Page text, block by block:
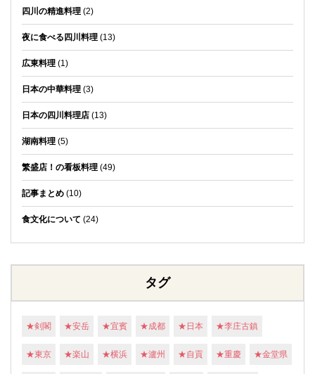
四川の精進料理 (2)
夜に食べる四川料理 (13)
広東料理 (1)
日本の中華料理 (3)
日本の四川料理店 (13)
湖南料理 (5)
繁盛店！の看板料理 (49)
記事まとめ (10)
食文化について (24)
タグ
★剣閣 ★安岳 ★宜賓 ★成都 ★日本 ★李庄古鎮
★東京 ★楽山 ★横浜 ★瀘州 ★自貢 ★重慶 ★金堂県